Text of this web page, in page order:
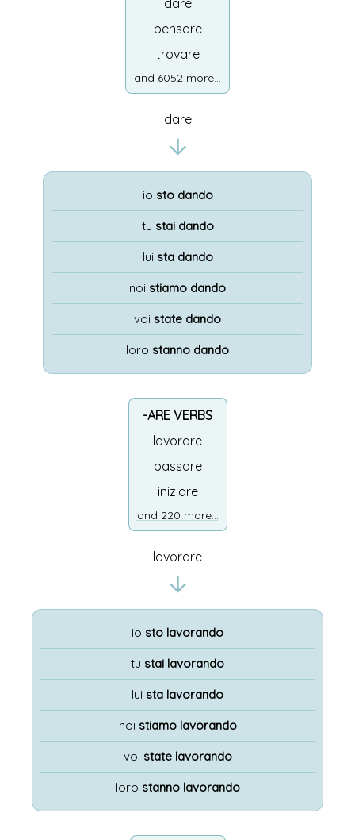
dare
pensare
trovare
and 6052 more...
dare
io sto dando
tu stai dando
lui sta dando
noi stiamo dando
voi state dando
loro stanno dando
-ARE VERBS
lavorare
passare
iniziare
and 220 more...
lavorare
io sto lavorando
tu stai lavorando
lui sta lavorando
noi stiamo lavorando
voi state lavorando
loro stanno lavorando